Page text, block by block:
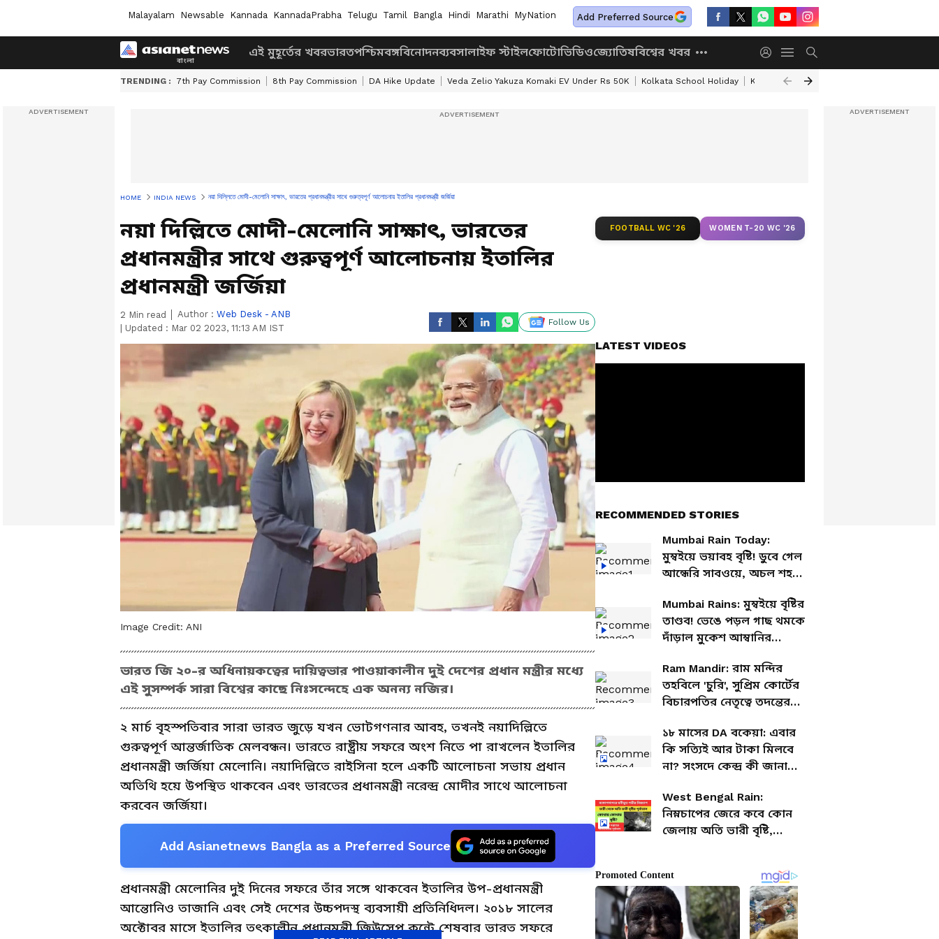
Malayalam Newsable Kannada KannadaPrabha Telugu Tamil Bangla Hindi Marathi MyNation Add Preferred Source
এই মুহূর্তের খবরভারতপশ্চিমবঙ্গবিনোদনব্যবসালাইফ স্টাইলফোটোভিডিওজ্যোতিষবিশ্বের খবর
TRENDING : 7th Pay Commission 8th Pay Commission DA Hike Update Veda Zelio Yakuza Komaki EV Under Rs 50K Kolkata School Holiday Kolkata Weather Update
HOME INDIA NEWS নয়া দিল্লিতে মোদী-মেলোনি সাক্ষাৎ, ভারতের প্রধানমন্ত্রীর সাথে গুরুত্বপূর্ণ আলোচনায় ইতালির প্রধানমন্ত্রী জর্জিয়া
নয়া দিল্লিতে মোদী-মেলোনি সাক্ষাৎ, ভারতের
প্রধানমন্ত্রীর সাথে গুরুত্বপূর্ণ আলোচনায় ইতালির
প্রধানমন্ত্রী জর্জিয়া
2 Min read Author : Web Desk - ANB
Updated : Mar 02 2023, 11:13 AM IST
Follow Us
Image Credit: ANI
ভারত জি ২০-র অধিনায়কত্বের দায়িত্বভার পাওয়াকালীন দুই দেশের প্রধান মন্ত্রীর মধ্যে
এই সুসম্পর্ক সারা বিশ্বের কাছে নিঃসন্দেহে এক অনন্য নজির।
২ মার্চ বৃহস্পতিবার সারা ভারত জুড়ে যখন ভোটগণনার আবহ, তখনই নয়াদিল্লিতে
গুরুত্বপূর্ণ আন্তর্জাতিক মেলবন্ধন। ভারতে রাষ্ট্রীয় সফরে অংশ নিতে পা রাখলেন ইতালির
প্রধানমন্ত্রী জর্জিয়া মেলোনি। নয়াদিল্লিতে রাইসিনা হলে একটি আলোচনা সভায় প্রধান
অতিথি হয়ে উপস্থিত থাকবেন এবং ভারতের প্রধানমন্ত্রী নরেন্দ্র মোদীর সাথে আলোচনা
করবেন জর্জিয়া।
Add Asianetnews Bangla as a Preferred Source
প্রধানমন্ত্রী মেলোনির দুই দিনের সফরে তাঁর সঙ্গে থাকবেন ইতালির উপ-প্রধানমন্ত্রী
আন্তোনিও তাজানি এবং সেই দেশের উচ্চপদস্থ ব্যবসায়ী প্রতিনিধিদল। ২০১৮ সালের
অক্টোবর মাসে ইতালির তৎকালীন প্রধানমন্ত্রী জিউসেপ কন্টে শেষবার ভারত সফরে
FOOTBALL WC '26 WOMEN T-20 WC '26
LATEST VIDEOS
RECOMMENDED STORIES
Mumbai Rain Today:
মুম্বইয়ে ভয়াবহ বৃষ্টি! ডুবে গেল
আন্ধেরি সাবওয়ে, অচল শহর,
Mumbai Rains: মুম্বইয়ে বৃষ্টির
তাণ্ডব! ভেঙে পড়ল গাছ থমকে
দাঁড়াল মুকেশ আম্বানির
Ram Mandir: রাম মন্দির
তহবিলে 'চুরি', সুপ্রিম কোর্টের
বিচারপতির নেতৃত্বে তদন্তের
১৮ মাসের DA বকেয়া: এবার
কি সত্যিই আর টাকা মিলবে
না? সংসদে কেন্দ্র কী জানাল,
West Bengal Rain:
নিম্নচাপের জেরে কবে কোন
জেলায় অতি ভারী বৃষ্টি,